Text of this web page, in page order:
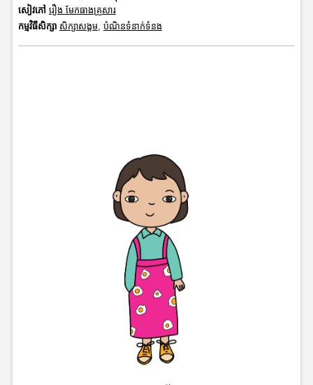
សៀវភៅ រឿង មែកធាងគ្រួសារ
កម្មវិធីសិក្សា សិក្សាសង្គម, បំណិនទំនាក់ទំនង